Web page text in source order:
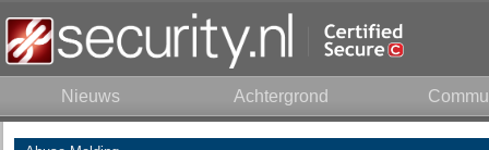
Nieuws Achtergrond